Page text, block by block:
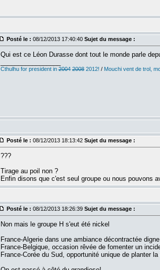
Posté le : 08/12/2013 17:40:40 Sujet du message :
Qui est ce Léon Durasse dont tout le monde parle
Cthulhu for president in2004 20082012! / Mouchi vent de trol,
Posté le : 08/12/2013 18:13:42 Sujet du message :
???
Tirage au poil non ?
Enfin disons que c'est seul groupe ou nous pouvons
Posté le : 08/12/2013 18:26:39 Sujet du message :
Non mais le groupe H s'eut été nickel
France-Algerie dans une ambiance décontractée
France-Belgique, occasion rêvée de fomenter un
France-Corée du Sud, opportunité unique de planter